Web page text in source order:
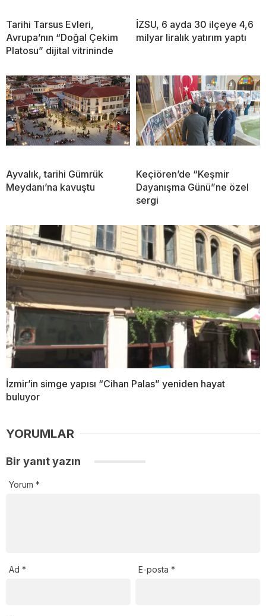
Tarihi Tarsus Evleri,
Avrupa’nın “Doğal Çekim
Platosu” dijital vitrininde
İZSU, 6 ayda 30 ilçeye 4,6
milyar liralık yatırım yaptı
Ayvalık, tarihi Gümrük
Meydanı’na kavuştu
Keçiören’de “Keşmir
Dayanışma Günü”ne özel
sergi
İzmir’in simge yapısı “Cihan Palas” yeniden hayat
buluyor
YORUMLAR
Bir yanıt yazın
Yorum *
Ad * E-posta*